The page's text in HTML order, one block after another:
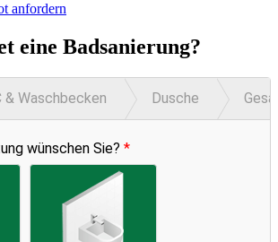
anfordern
eine Badsanierung?